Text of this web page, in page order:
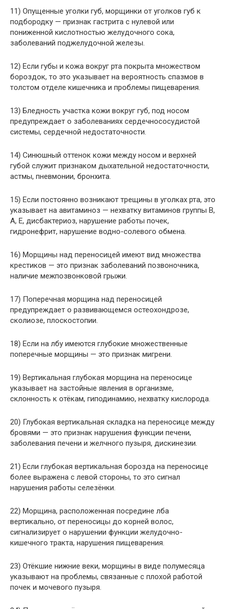
11) Опущенные уголки губ, морщинки от уголков губ к
подбородку — признак гастрита с нулевой или
пониженной кислотностью желудочного сока,
заболеваний поджелудочной железы.
12) Если губы и кожа вокруг рта покрыта множеством
бороздок, то это указывает на вероятность спазмов в
толстом отделе кишечника и проблемы пищеварения.
13) Бледность участка кожи вокруг губ, под носом
предупреждает о заболеваниях сердечнососудистой
системы, сердечной недостаточности.
14) Синюшный оттенок кожи между носом и верхней
губой служит признаком дыхательной недостаточности,
астмы, пневмонии, бронхита.
15) Если постоянно возникают трещины в уголках рта, это
указывает на авитаминоз — нехватку витаминов группы В,
А, Е, дисбактериоз, нарушение работы почек,
гидронефрит, нарушение водно-солевого обмена.
16) Морщины над переносицей имеют вид множества
крестиков — это признак заболеваний позвоночника,
наличие межпозвонковой грыжи.
17) Поперечная морщина над переносицей
предупреждает о развивающемся остеохондрозе,
сколиозе, плоскостопии.
18) Если на лбу имеются глубокие множественные
поперечные морщины — это признак мигрени.
19) Вертикальная глубокая морщина на переносице
указывает на застойные явления в организме,
склонность к отёкам, гиподинамию, нехватку кислорода.
20) Глубокая вертикальная складка на переносице между
бровями — это признак нарушения функции печени,
заболевания печени и желчного пузыря, дискинезии.
21) Если глубокая вертикальная борозда на переносице
более выражена с левой стороны, то это сигнал
нарушения работы селезёнки.
22) Морщина, расположенная посредине лба
вертикально, от переносицы до корней волос,
сигнализирует о нарушении функции желудочно-
кишечного тракта, нарушения пищеварения.
23) Отёкшие нижние веки, морщины в виде полумесяца
указывают на проблемы, связанные с плохой работой
почек и мочевого пузыря.